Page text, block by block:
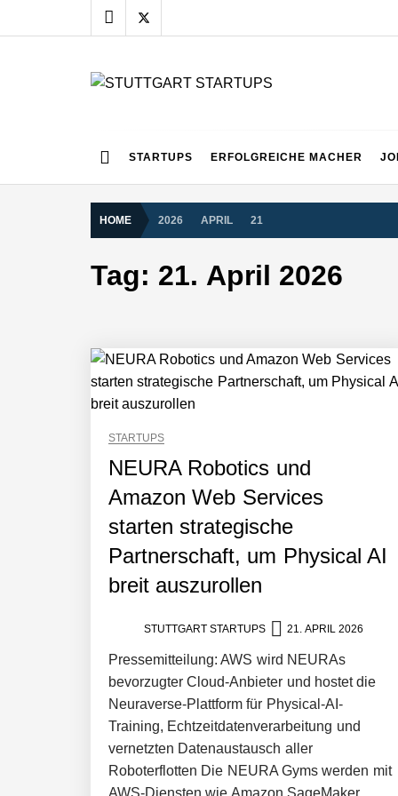
to
STARTUPS ERFOLGREICHE MACHER
HOME 2026 APRIL 21
Tag: 21. April 2026
STARTUPS
NEURA Robotics und
Amazon Web Services
starten strategische
Partnerschaft, um Physical AI
breit auszurollen
STUTTGART STARTUPS 21. APRIL 2026
Pressemitteilung: AWS wird NEURAs
bevorzugter Cloud-Anbieter und hostet die
Neuraverse-Plattform für Physical-AI-
Training, Echtzeitdatenverarbeitung und
vernetzten Datenaustausch aller
Roboterflotten Die NEURA Gyms werden mit
AWS-Diensten wie Amazon SageMaker
beschleunigen
Simulationsdienstleistung in
Pyck im Employer Portrait
Maximilian Mack von Pyck
Daniel Jarr von Pyck